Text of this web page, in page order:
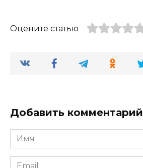
Оцените статью
Добавить комментарий
Имя
*
Email